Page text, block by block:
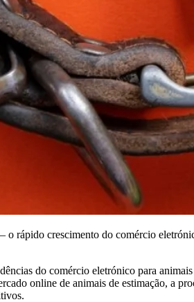
rápido crescimento do comércio
do comércio eletrónico para
online de animais de estimação, a